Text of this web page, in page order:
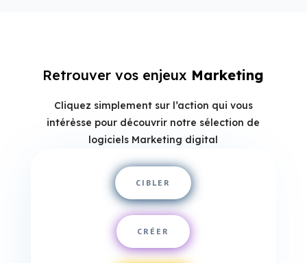
Retrouver vos enjeux Marketing
Cliquez simplement sur l’action qui vous
intérèsse pour découvrir notre sélection de
logiciels Marketing digital
CIBLER
CRÉER